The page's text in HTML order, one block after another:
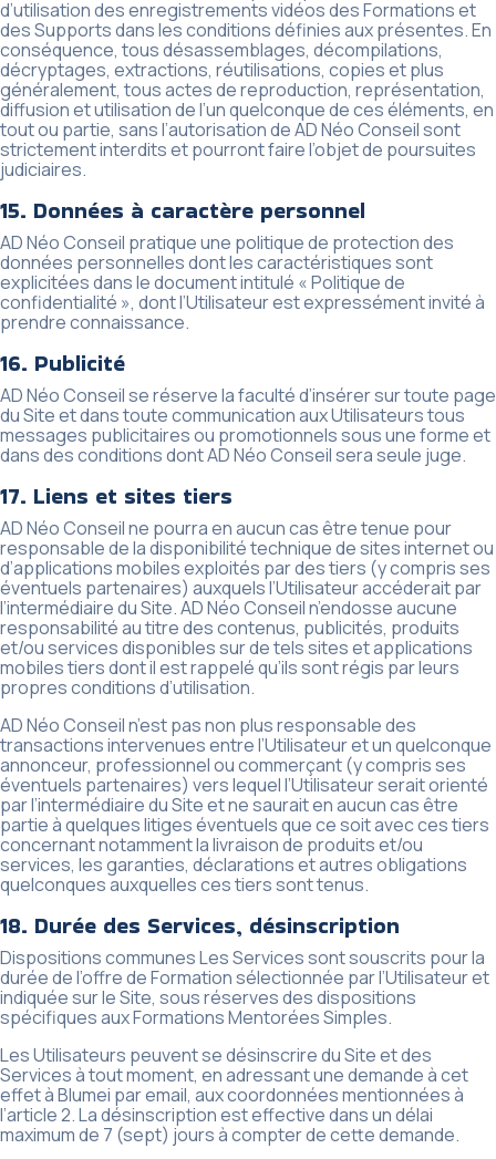
d’utilisation des enregistrements vidéos des Formations et
des Supports dans les conditions définies aux présentes. En
conséquence, tous désassemblages, décompilations,
décryptages, extractions, réutilisations, copies et plus
généralement, tous actes de reproduction, représentation,
diffusion et utilisation de l’un quelconque de ces éléments, en
tout ou partie, sans l’autorisation de AD Néo Conseil sont
strictement interdits et pourront faire l’objet de poursuites
judiciaires.
15. Données à caractère personnel
AD Néo Conseil pratique une politique de protection des
données personnelles dont les caractéristiques sont
explicitées dans le document intitulé « Politique de
confidentialité », dont l’Utilisateur est expressément invité à
prendre connaissance.
16. Publicité
AD Néo Conseil se réserve la faculté d’insérer sur toute page
du Site et dans toute communication aux Utilisateurs tous
messages publicitaires ou promotionnels sous une forme et
dans des conditions dont AD Néo Conseil sera seule juge.
17. Liens et sites tiers
AD Néo Conseil ne pourra en aucun cas être tenue pour
responsable de la disponibilité technique de sites internet ou
d’applications mobiles exploités par des tiers (y compris ses
éventuels partenaires) auxquels l’Utilisateur accéderait par
l’intermédiaire du Site. AD Néo Conseil n’endosse aucune
responsabilité au titre des contenus, publicités, produits
et/ou services disponibles sur de tels sites et applications
mobiles tiers dont il est rappelé qu’ils sont régis par leurs
propres conditions d’utilisation.
AD Néo Conseil n’est pas non plus responsable des
transactions intervenues entre l’Utilisateur et un quelconque
annonceur, professionnel ou commerçant (y compris ses
éventuels partenaires) vers lequel l’Utilisateur serait orienté
par l’intermédiaire du Site et ne saurait en aucun cas être
partie à quelques litiges éventuels que ce soit avec ces tiers
concernant notamment la livraison de produits et/ou
services, les garanties, déclarations et autres obligations
quelconques auxquelles ces tiers sont tenus.
18. Durée des Services, désinscription
Dispositions communes Les Services sont souscrits pour la
durée de l’offre de Formation sélectionnée par l’Utilisateur et
indiquée sur le Site, sous réserves des dispositions
spécifiques aux Formations Mentorées Simples.
Les Utilisateurs peuvent se désinscrire du Site et des
Services à tout moment, en adressant une demande à cet
effet à Blumei par email, aux coordonnées mentionnées à
l’article 2. La désinscription est effective dans un délai
maximum de 7 (sept) jours à compter de cette demande.